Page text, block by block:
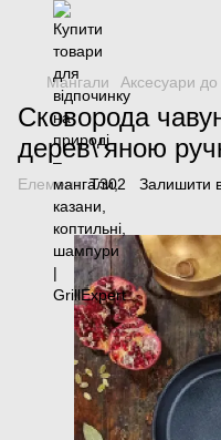
Мангали Аксесуари до
Сковорода
дерев\'яною
Елемент:Т302 Залишити